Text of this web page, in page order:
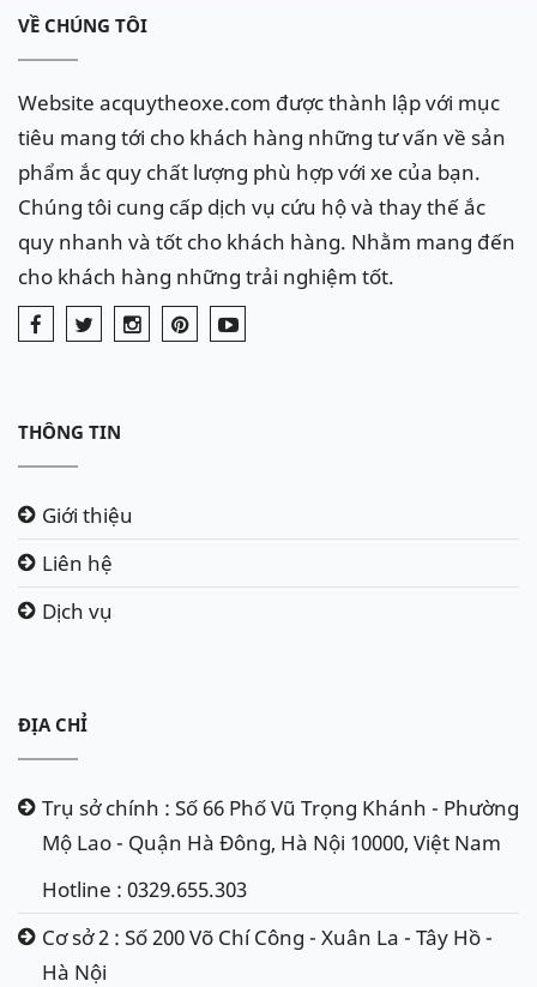
VỀ CHÚNG TÔI
Website acquytheoxe.com được thành lập với mục
tiêu mang tới cho khách hàng những tư vấn về sản
phẩm ắc quy chất lượng phù hợp với xe của bạn.
Chúng tôi cung cấp dịch vụ cứu hộ và thay thế ắc
quy nhanh và tốt cho khách hàng. Nhằm mang đến
cho khách hàng những trải nghiệm tốt.
THÔNG TIN
Giới thiệu
Liên hệ
Dịch vụ
ĐỊA CHỈ
Trụ sở chính : Số 66 Phố Vũ Trọng Khánh - Phường
Mộ Lao - Quận Hà Đông, Hà Nội 10000, Việt Nam
Hotline : 0329.655.303
Cơ sở 2 : Số 200 Võ Chí Công - Xuân La - Tây Hồ -
Hà Nội